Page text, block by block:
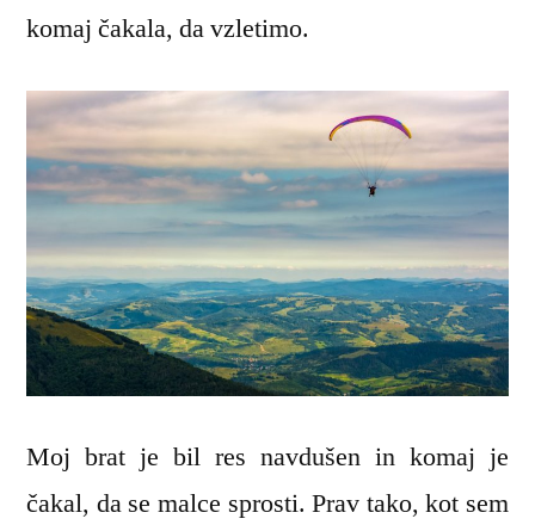
komaj čakala, da vzletimo.
Moj brat je bil res navdušen in komaj je
čakal, da se malce sprosti. Prav tako, kot sem